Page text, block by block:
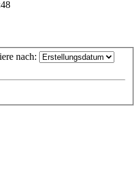
nach: